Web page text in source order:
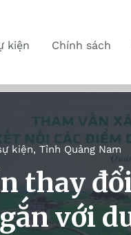
kiện Chính sách
kiện, Tỉnh Quảng Nam
thay
với